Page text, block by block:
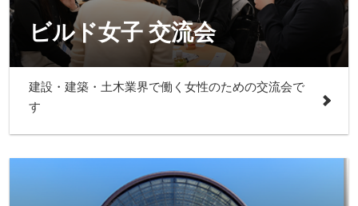
ビルド女子 交流会
建設・建築・土木業界で働く女性のための交流会で
す